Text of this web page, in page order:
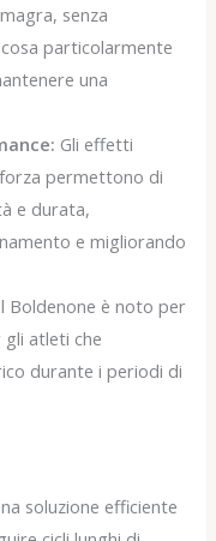
senza
cosa particolarmente
una
Gli effetti
permettono di
e durata,
e migliorando
Boldenone è noto per
gli atleti che
durante i periodi di
soluzione efficiente